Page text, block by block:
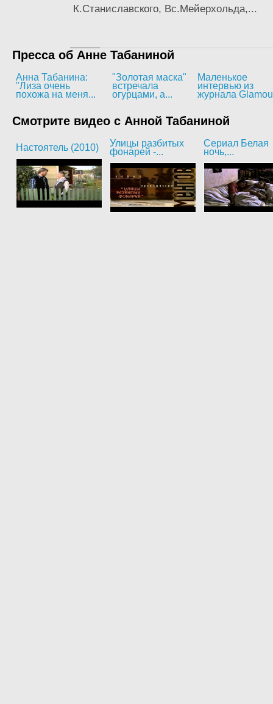
К.Станиславского, Вс.Мейерхольда,...
Пресса об Анне Табаниной
Анна Табанина:
"Лиза очень
похожа на меня...
"Золотая маска"
встречала
огурцами, а...
Маленькое
интервью из
журнала
Смотрите видео с Анной Табаниной
Настоятель (2010)
Улицы разбитых
фонарей -...
Сериал Белая
ночь,...